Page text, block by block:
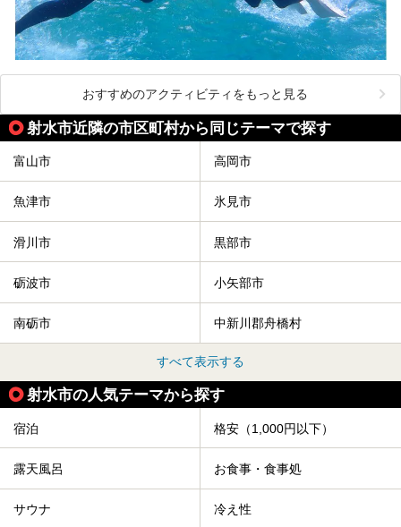
おすすめのアクティビティをもっと見る
射水市近隣の市区町村から同じテーマで探す
富山市 高岡市
魚津市 氷見市
滑川市 黒部市
砺波市 小矢部市
南砺市 中新川郡舟橋村
すべて表示する
射水市の人気テーマから探す
宿泊 格安（1,000円以下）
露天風呂 お食事・食事処
サウナ 冷え性